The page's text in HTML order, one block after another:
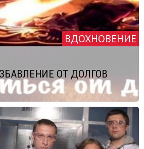
ВДОХНОВЕНИЕ
ОТ ДОЛГОВ